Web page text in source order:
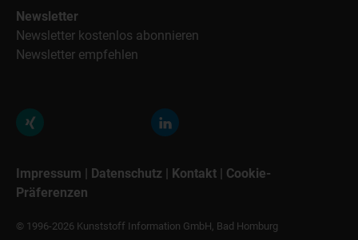
Newsletter
Newsletter kostenlos abonnieren
Newsletter empfehlen
Impressum | Datenschutz | Kontakt | Cookie-
Präferenzen
© 1996-2026 Kunststoff Information GmbH, Bad Homburg